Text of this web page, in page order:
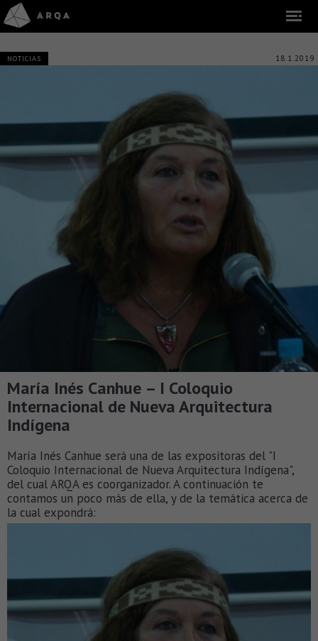
NOTICIAS 18.1.2019
María Inés Canhue – I Coloquio
Internacional de Nueva Arquitectura
Indígena
María Inés Canhue será una de las expositoras del "I
Coloquio Internacional de Nueva Arquitectura Indígena",
del cual ARQA es coorganizador. A continuación te
contamos un poco más de ella, y de la temática acerca de
la cual expondrá: